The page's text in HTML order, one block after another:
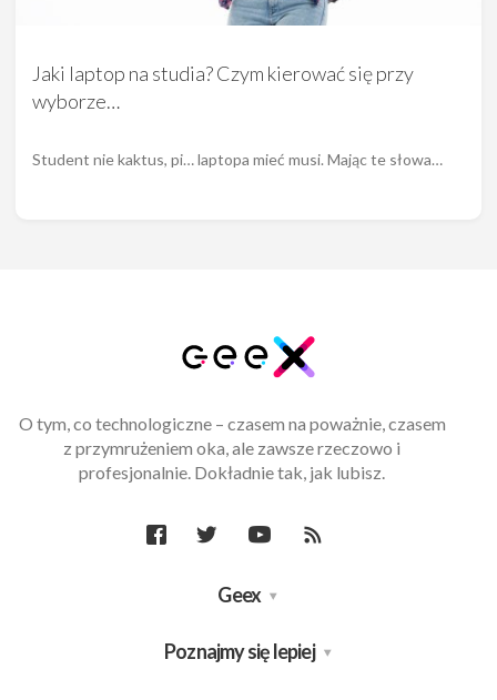
Jaki laptop na studia? Czym kierować się przy
wyborze…
Student nie kaktus, pi… laptopa mieć musi. Mając te słowa…
O tym, co technologiczne – czasem na poważnie, czasem
z przymrużeniem oka, ale zawsze rzeczowo i
profesjonalnie. Dokładnie tak, jak lubisz.
Geex
Poznajmy się lepiej